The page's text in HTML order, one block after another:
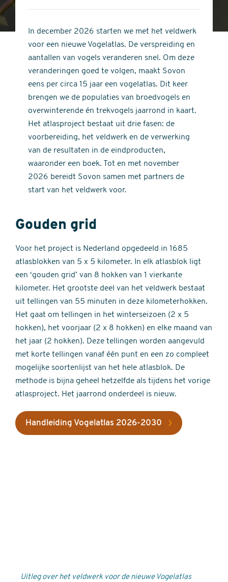
stars
of
stars
In december 2026 starten we met het veldwerk
voor een nieuwe Vogelatlas. De verspreiding en
aantallen van vogels veranderen snel. Om deze
veranderingen goed te volgen, maakt Sovon
eens per circa 15 jaar een vogelatlas. Dit keer
brengen we de populaties van broedvogels en
overwinterende én trekvogels jaarrond in kaart.
Het atlasproject bestaat uit drie fasen: de
voorbereiding, het veldwerk en de verwerking
van de resultaten in de eindproducten,
waaronder een boek. Tot en met november
2026 bereidt Sovon samen met partners de
start van het veldwerk voor.
Gouden grid
Voor het project is Nederland opgedeeld in 1685
atlasblokken van 5 x 5 kilometer. In elk atlasblok ligt
een ‘gouden grid’ van 8 hokken van 1 vierkante
kilometer. Het grootste deel van het veldwerk bestaat
uit tellingen van 55 minuten in deze kilometerhokken.
Het gaat om tellingen in het winterseizoen (2 x 5
hokken), het voorjaar (2 x 8 hokken) en elke maand van
het jaar (2 hokken). Deze tellingen worden aangevuld
met korte tellingen vanaf één punt en een zo compleet
mogelijke soortenlijst van het hele atlasblok. De
methode is bijna geheel hetzelfde als tijdens het vorige
atlasproject. Het jaarrond onderdeel is nieuw.
Handleiding Vogelatlas 2026-2030
Uitleg over het veldwerk voor de nieuwe Vogelatlas